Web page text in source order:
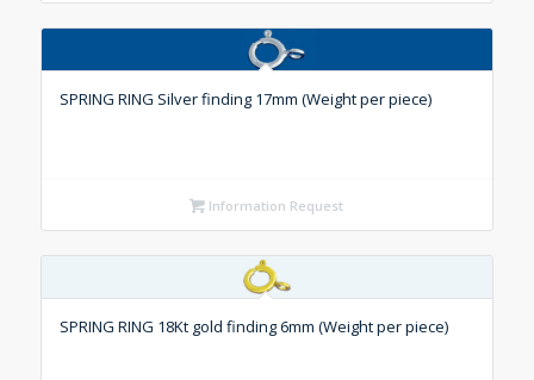
SPRING RING Silver finding 17mm (Weight per piece)
Information Request
SPRING RING 18Kt gold finding 6mm (Weight per piece)